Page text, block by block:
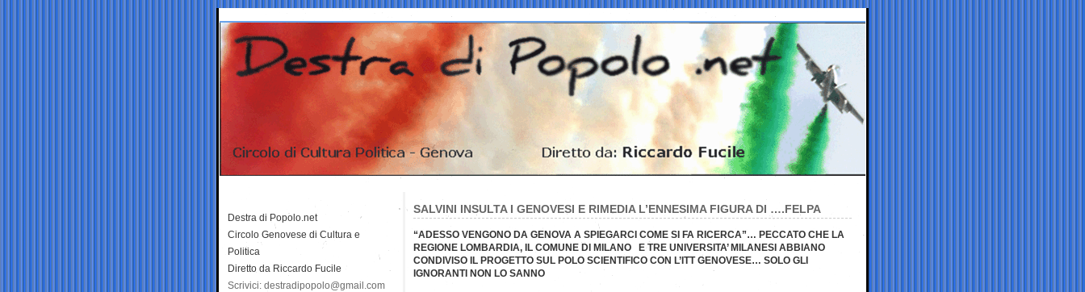
SALVINI INSULTA I GENOVESI E RIMEDIA L’ENNESIMA FIGURA DI ….FELPA
“ADESSO VENGONO DA GENOVA A SPIEGARCI COME SI FA RICERCA”… PECCATO CHE LA
REGIONE LOMBARDIA, IL COMUNE DI MILANO E TRE UNIVERSITA’ MILANESI ABBIANO
CONDIVISO IL PROGETTO SUL POLO SCIENTIFICO CON L’ITT GENOVESE… SOLO GLI
IGNORANTI NON LO SANNO
Destra di Popolo.net
Circolo Genovese di Cultura e
Politica
Diretto da Riccardo Fucile
Scrivici: destradipopolo@gmail.com